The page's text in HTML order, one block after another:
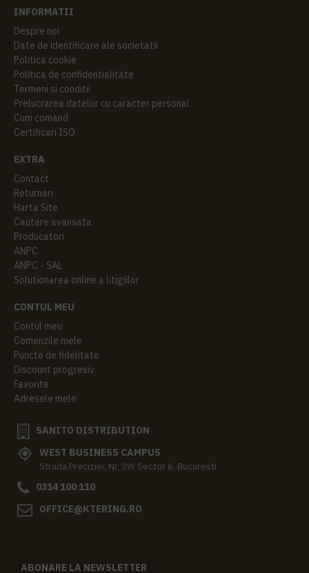
INFORMATII
Despre noi
Date de identificare ale societatii
Politica cookie
Politica de confidentialitate
Termeni si conditii
Prelucrarea datelor cu caracter personal
Cum comand
Certificari ISO
EXTRA
Contact
Returnari
Harta Site
Cautare avansata
Producatori
ANPC
ANPC - SAL
Solutionarea online a litigiilor
CONTUL MEU
Contul meu
Comenzile mele
Puncte de fidelitate
Discount progresiv
Favorite
Adresele mele
SANITO DISTRIBUTION
WEST BUSINESS CAMPUS
Strada Preciziei, Nr, 3W Sector 6, Bucuresti
0314 100 110
OFFICE@KTERING.RO
ABONARE LA NEWSLETTER